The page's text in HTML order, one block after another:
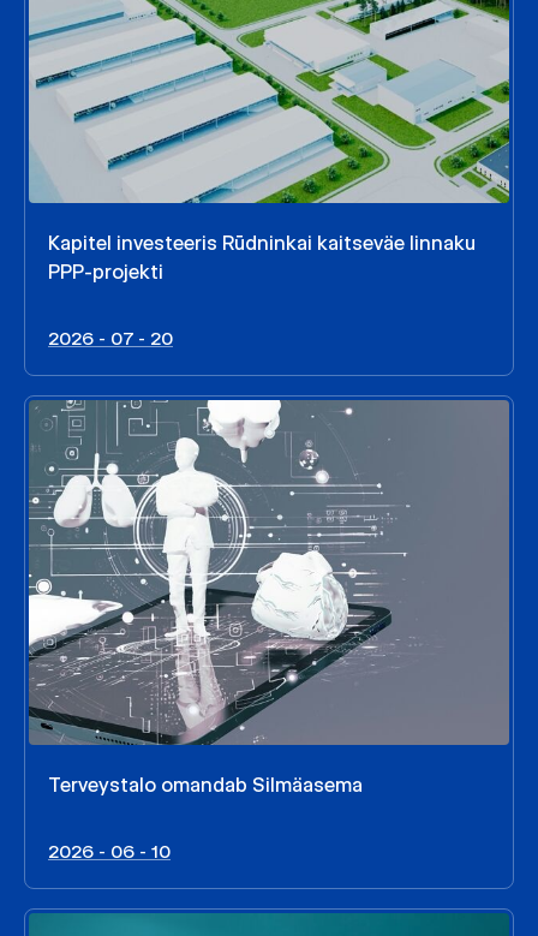
Kapitel investeeris Rūdninkai kaitseväe linnaku
PPP-projekti
2026 - 07 - 20
Terveystalo omandab Silmäasema
2026 - 06 - 10